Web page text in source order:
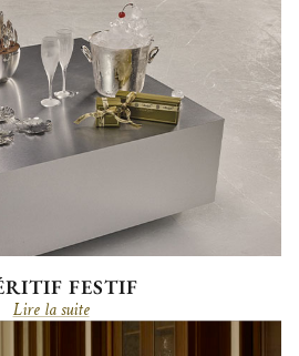
FESTIF
Lire la suite